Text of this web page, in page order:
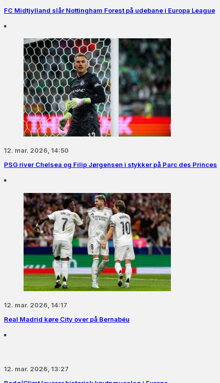
FC Midtjylland slår Nottingham Forest på udebane i Europa League
12. mar. 2026, 14:50
PSG river Chelsea og Filip Jørgensen i stykker på Parc des Princes
12. mar. 2026, 14:17
Real Madrid køre City over på Bernabéu
12. mar. 2026, 13:27